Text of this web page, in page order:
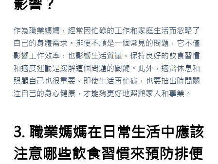
影響？
作為職業媽媽，經常因忙碌的工作和家庭生活而忽略了
自己的身體需求。排便不順是一個常見的問題，它不僅
影響工作效率，也影響生活質量。保持良好的飲食習慣
和適度運動是緩解這個問題的關鍵。此外，適當休息和
照顧自己也很重要。即使生活再忙碌，也要抽出時間關
注自己的身心健康，才能夠更好地照顧家人和事業。
3. 職業媽媽在日常生活中應該
注意哪些飲食習慣來預防排便